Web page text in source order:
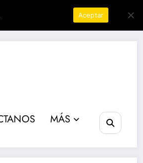
MÁS
Aceptar